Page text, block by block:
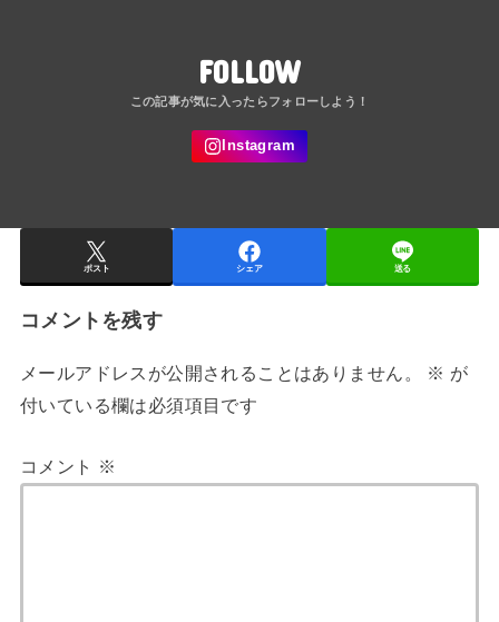
FOLLOW
ポスト シェア 送る
コメントを残す
メールアドレスが公開されることはありません。 ※ が
付いている欄は必須項目です
コメント ※